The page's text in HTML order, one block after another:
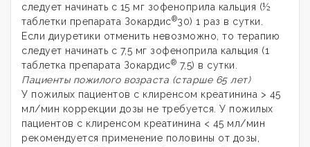
следует начинать с 15 мг зофеноприла кальция (½
таблетки препарата Зокардис®30) 1 раз в сутки.
Если диуретики отменить невозможно, то терапию
следует начинать с 7,5 мг зофеноприла кальция (1
таблетка препарата Зокардис® 7,5) в сутки.
Пациенты пожилого возраста (старше 65 лет)
У пожилых пациентов с клиренсом креатинина > 45
мл/мин коррекции дозы не требуется. У пожилых
пациентов с клиренсом креатинина < 45 мл/мин
рекомендуется применение половины от дозы,